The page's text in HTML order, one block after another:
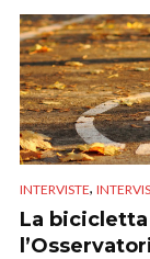
INTERVISTE,
La